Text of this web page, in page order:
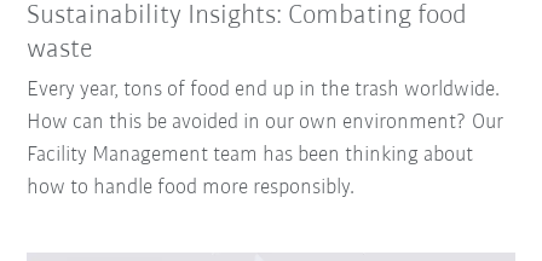
Sustainability Insights: Combating food
waste
Every year, tons of food end up in the trash worldwide.
How can this be avoided in our own environment? Our
Facility Management team has been thinking about
how to handle food more responsibly.